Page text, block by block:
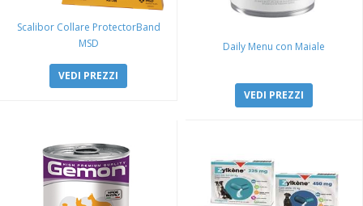
Scalibor Collare ProtectorBand
MSD
VEDI PREZZI
Daily Menu con Maiale
VEDI PREZZI